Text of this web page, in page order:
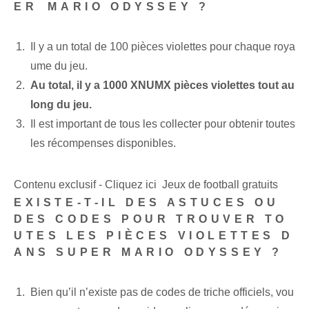
ER⁢ MARIO ODYSSEY ?
Il y a un total de 100 pièces violettes pour chaque roya
ume du jeu.
Au total, il y a 1000 XNUMX pièces violettes tout au
long du jeu.
Il est important de tous les collecter pour obtenir toutes⁤
les⁢ récompenses disponibles.
Contenu exclusif - Cliquez ici Jeux de football gratuits
EXISTE-T-IL DES ASTUCES OU
DES CODES POUR TROUVER TO
UTES LES PIÈCES VIOLETTES D
ANS SUPER MARIO ODYSSEY ?
Bien qu’il n’existe pas de codes de triche officiels, vou